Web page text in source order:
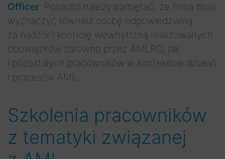
Officer. Ponadto należy pamiętać, że firma musi
wyznaczyć również osobę odpowiedzialną
za nadzór i kontrolę wewnętrzną realizowanych
obowiązków zarówno przez AMLRO, jak
i pozostałych pracowników w kontekście działań
i procesów AML.
Szkolenia pracowników
z tematyki związanej